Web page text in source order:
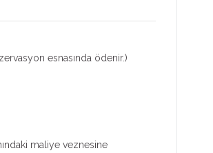
esnasında ödenir.)
maliye veznesine